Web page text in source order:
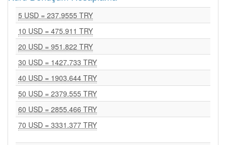
5 USD = 237.9555 TRY
10 USD = 475.911 TRY
20 USD = 951.822 TRY
30 USD = 1427.733 TRY
40 USD = 1903.644 TRY
50 USD = 2379.555 TRY
60 USD = 2855.466 TRY
70 USD = 3331.377 TRY